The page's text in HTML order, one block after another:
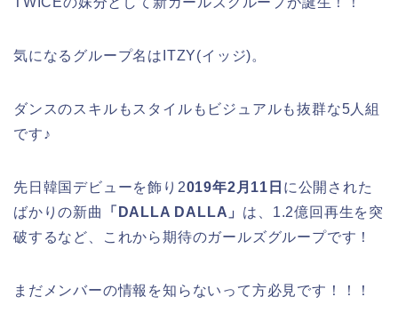
気になるグループ名はITZY(イッジ)。
ダンスのスキルもスタイルもビジュアルも抜群な5人組
です♪
先日韓国デビューを飾り2019年2月11日 に公開された
ばかりの新曲
「DALLA DALLA」 は、1.2億回再生を突
破するなど、これから期待のガールズグループです！
まだメンバーの情報を知らないって方必見です！！！